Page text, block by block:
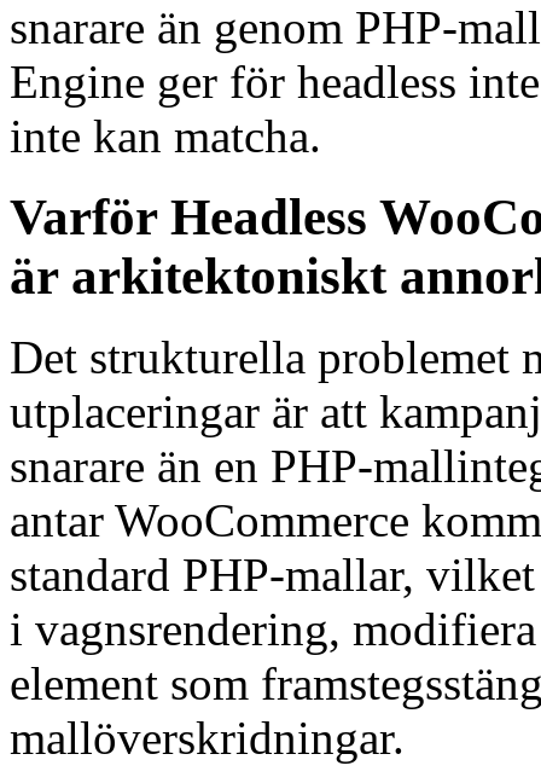
snarare än genom PHP-
Engine ger för headless
inte kan matcha.
Varför Headless
är arkitektoniskt
Det strukturella problemet
utplaceringar är att
snarare än en PHP-
antar WooCommerce
standard PHP-mallar,
i vagnsrendering,
element som
mallöverskridningar.